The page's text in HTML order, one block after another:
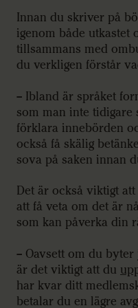
Innan du skriver på
igenom både utkastet
tillsammans med
du verkligen förstår
– Ibland är språket
som man inte tidigare
förklara innebörden
också få skälig
sova på saken innan
Det är också viktigt
att få veta om det är
som kan påverka din
– Oavsett om du
är det viktigt att du
har kvar ditt
betalar du en lägre